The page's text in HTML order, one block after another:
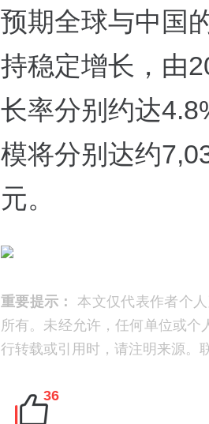
预期全球与中国
持稳定增长，由
长率分别约达
模将分别达约
元。
重要提示：
本文仅代表作者个
所有。未经允许，任何单位或
行转载或引用时，请注明来源。
36